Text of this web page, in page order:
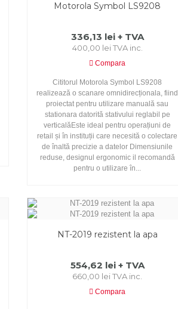
Motorola Symbol LS9208
336,13 lei + TVA
400,00 lei TVA inc.
Compara
Cititorul Motorola Symbol LS9208
realizează o scanare omnidirecționala, fiind
proiectat pentru utilizare manuală sau
stationara datorită stativului reglabil pe
verticalăEste ideal pentru operațiuni de
retail și în instituții care necesită o colectare
de înaltă precizie a datelor Dimensiunile
reduse, designul ergonomic il recomandă
pentru o utilizare în...
NT-2019 rezistent la apa
554,62 lei + TVA
660,00 lei TVA inc.
Compara